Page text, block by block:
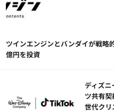
ツインエンジンとバンダイが戦略
億円を投資
ディズ
ツ共有
世代ク